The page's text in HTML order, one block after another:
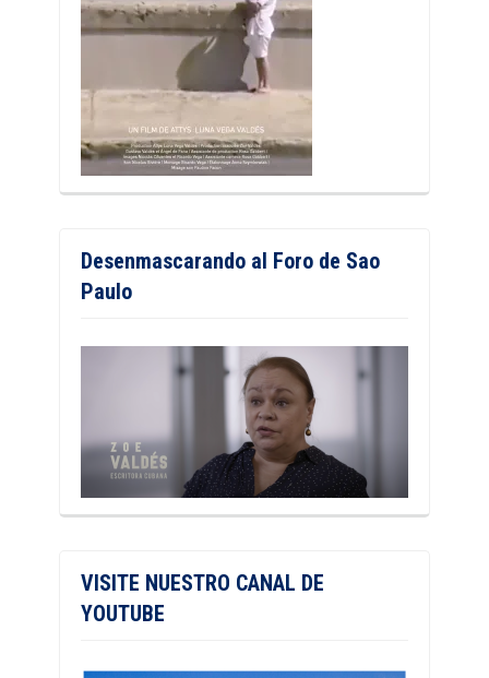
Desenmascarando al Foro de Sao
Paulo
VISITE NUESTRO CANAL DE
YOUTUBE